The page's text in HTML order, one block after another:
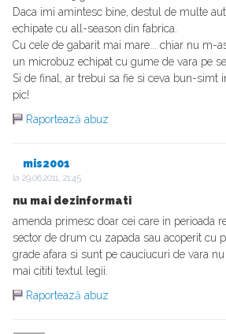
Daca imi amintesc bine, destul de multe
echipate cu all-season din fabrica.
Cu cele de gabarit mai mare... chiar nu m-
un microbuz echipat cu gume de vara pe
Si de final, ar trebui sa fie si ceva bun-simt
pic!
Raportează abuz
mis2001
la 29.06.2011, 21:45
nu mai dezinformati
amenda primesc doar cei care in perioada
sector de drum cu zapada sau acoperit cu
grade afara si sunt pe cauciucuri de vara
mai cititi textul legii.
Raportează abuz